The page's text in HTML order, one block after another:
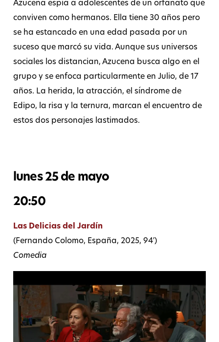
Azucena espía a adolescentes de un orfanato que
conviven como hermanos. Ella tiene 30 años pero
se ha estancado en una edad pasada por un
suceso que marcó su vida. Aunque sus universos
sociales los distancian, Azucena busca algo en el
grupo y se enfoca particularmente en Julio, de 17
años. La herida, la atracción, el síndrome de
Edipo, la risa y la ternura, marcan el encuentro de
estos dos personajes lastimados.
lunes 25 de mayo
20:50
Las Delicias del Jardín
(Fernando Colomo, España, 2025, 94′)
Comedia